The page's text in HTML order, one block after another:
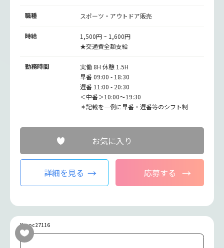
職種 スポーツ・アウトドア販売
時給
1,500円 ~ 1,600円
★交通費全額支給
勤務時間
実働 8H 休憩 1.5H
早番 09:00 - 18:30
遅番 11:00 - 20:30
＜中番＞10:00～19:30
＊記載を一例に早番・遅番等のシフト制
お気に入り
詳細を見る 応募する
No.oc27116